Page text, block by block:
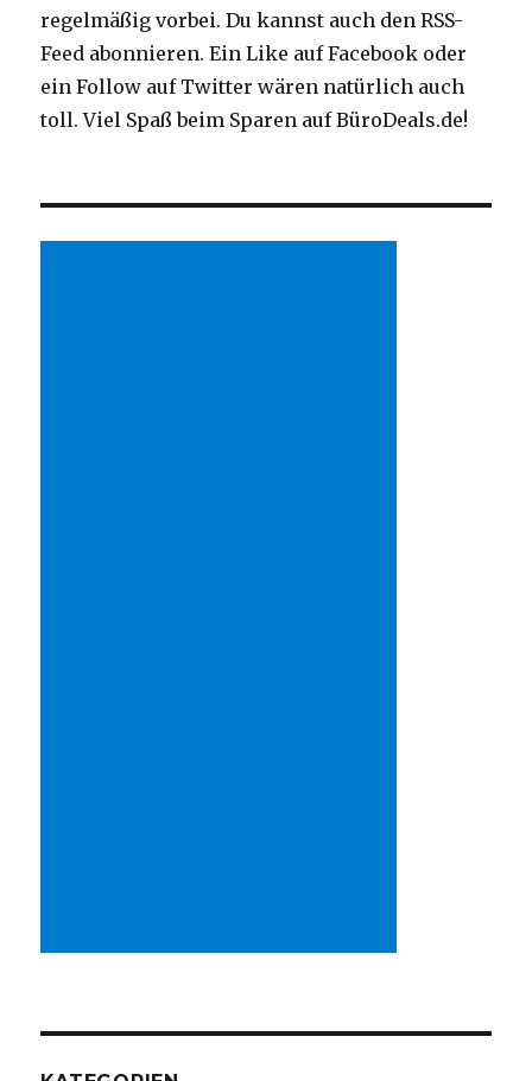
regelmäßig vorbei. Du kannst auch den RSS-
Feed abonnieren. Ein Like auf Facebook oder
ein Follow auf Twitter wären natürlich auch
toll. Viel Spaß beim Sparen auf BüroDeals.de!